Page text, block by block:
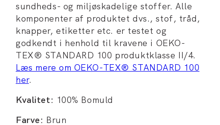
sundheds- og miljøskadelige stoffer. Alle
komponenter af produktet dvs., stof, tråd,
knapper, etiketter etc. er testet og
godkendt i henhold til kravene i OEKO-
TEX® STANDARD 100 produktklasse II/4.
Læs mere om OEKO-TEX® STANDARD 100
her.
Kvalitet: 100% Bomuld
Farve: Brun